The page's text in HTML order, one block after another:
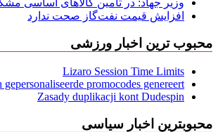
وزیر جهاد: در تأمین کالاهای اساسی
افزایش قیمت نفت‌گاز صحت ندارد
محبوب ترین اخبار ورزشی
Lizaro Session Time Limits
promocodes genereert
Zasady duplikacji kont Dudespin
محبوبترین اخبار سیاسی